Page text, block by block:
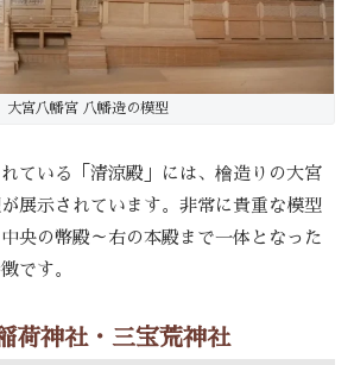
大宮八幡宮 八幡造の模型
ている「清涼殿」には、檜造りの大宮
展示されています。非常に貴重な模型
央の幣殿～右の本殿まで一体となった
です。
荷神社・三宝荒神社